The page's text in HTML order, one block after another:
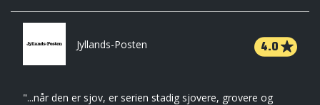
Jyllands-Posten 4.0
"...når den er sjov, er serien stadig sjovere, grovere og